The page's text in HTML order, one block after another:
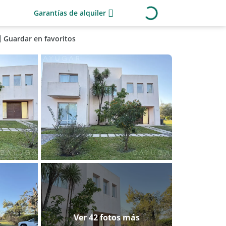
Garantías de alquiler
Guardar en favoritos
Ver 42 fotos más